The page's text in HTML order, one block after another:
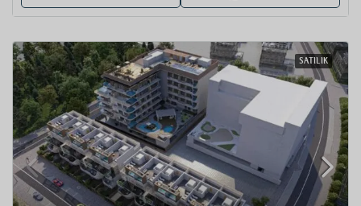
SATILIK